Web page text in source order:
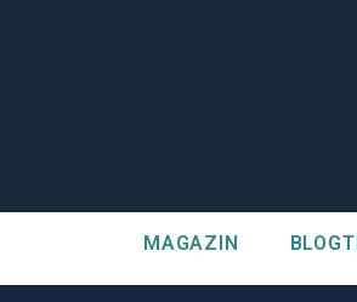
MAGAZIN